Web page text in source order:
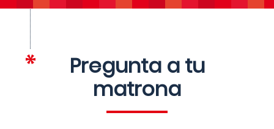
Pregunta a tu
matrona